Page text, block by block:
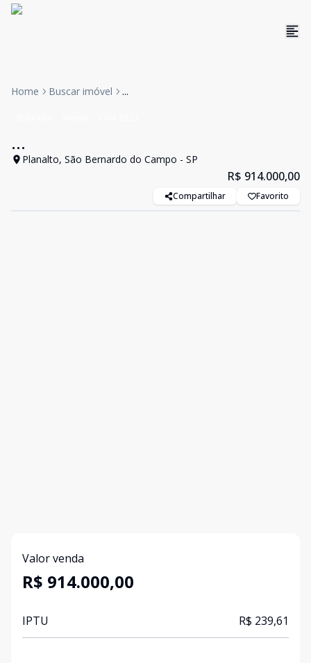
Home Buscar imóvel ...
...
Planalto, São Bernardo do Campo - SP
R$ 914.000,00
Compartilhar Favorito
Valor venda
R$ 914.000,00
IPTU R$ 239,61